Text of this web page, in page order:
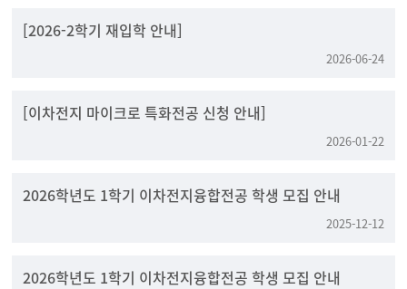
[2026-2학기 재입학 안내]
2026-06-24
[이차전지 마이크로 특화전공 신청 안내]
2026-01-22
2026학년도 1학기 이차전지융합전공 학생 모집 안내
2025-12-12
2026학년도 1학기 이차전지융합전공 학생 모집 안내